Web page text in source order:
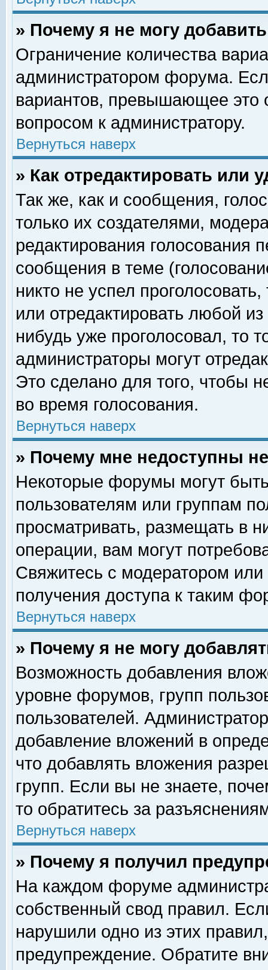
» Почему я не могу
Ограничение количества
администратором форума.
вариантов, превышающее это
вопросом к администратору.
Вернуться наверх
» Как отредактировать или
Так же, как и сообщения,
только их создателями,
редактирования голосования
сообщения в теме
никто не успел
или отредактировать любой
нибудь уже проголосовал, то
администраторы могут
Это сделано для того, чтобы
во время голосования.
Вернуться наверх
» Почему мне недоступны
Некоторые форумы могут
пользователям или группам
просматривать, размещать в
операции, вам могут
Свяжитесь с модератором
получения доступа к таким
Вернуться наверх
» Почему я не могу
Возможность добавления
уровне форумов, групп
пользователей.
добавление вложений в
что добавлять вложения
групп. Если вы не знаете,
то обратитесь за
Вернуться наверх
» Почему я получил
На каждом форуме
собственный свод правил.
нарушили одно из этих
предупреждение. Обратите